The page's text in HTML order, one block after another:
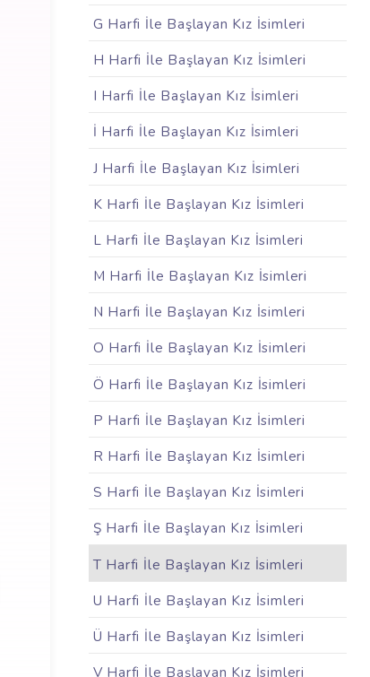
G Harfi İle Başlayan Kız İsimleri
H Harfi İle Başlayan Kız İsimleri
I Harfi İle Başlayan Kız İsimleri
İ Harfi İle Başlayan Kız İsimleri
J Harfi İle Başlayan Kız İsimleri
K Harfi İle Başlayan Kız İsimleri
L Harfi İle Başlayan Kız İsimleri
M Harfi İle Başlayan Kız İsimleri
N Harfi İle Başlayan Kız İsimleri
O Harfi İle Başlayan Kız İsimleri
Ö Harfi İle Başlayan Kız İsimleri
P Harfi İle Başlayan Kız İsimleri
R Harfi İle Başlayan Kız İsimleri
S Harfi İle Başlayan Kız İsimleri
Ş Harfi İle Başlayan Kız İsimleri
T Harfi İle Başlayan Kız İsimleri
U Harfi İle Başlayan Kız İsimleri
Ü Harfi İle Başlayan Kız İsimleri
V Harfi İle Başlayan Kız İsimleri